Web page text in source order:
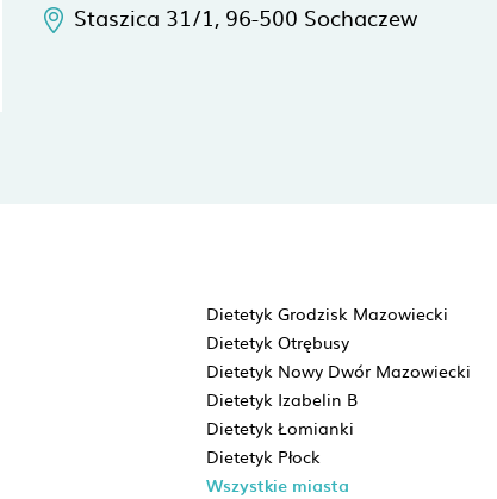
Staszica 31/1, 96-500 Sochaczew
Dietetyk Grodzisk Mazowiecki
Dietetyk Otrębusy
Dietetyk Nowy Dwór Mazowiecki
Dietetyk Izabelin B
Dietetyk Łomianki
Dietetyk Płock
Wszystkie miasta